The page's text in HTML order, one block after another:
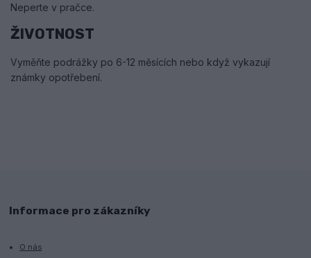
Neperte v pračce.
ŽIVOTNOST
Vyměňte podrážky po 6-12 měsících nebo když vykazují
známky opotřebení.
Informace pro zákazníky
O nás